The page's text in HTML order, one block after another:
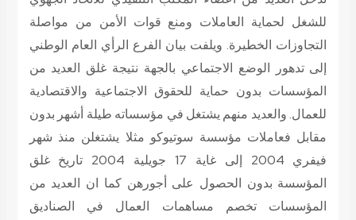
للشغل لحماية العاملات ومنع قوات الأمن من مواصلة
التجاوزات الخطيرة. ويلفت بيان الفرع الرأي العام الوطني
إلى تدهور الوضع الاجتماعي بالجهة نتيجة غلق العديد من
المؤسسات بدون حماية للحقوق الاجتماعية والاقتصادية
للعمال. والعديد منهم يشتغل في مؤسساته طيلة أشهر بدون
مقابل فعاملات مؤسسة سوتيوكو مثلا يشتغلن منذ شهر
فيفري 2004 إلى غاية 17 جويلية 2004 تاريخ غلق
المؤسسة بدون الحصول على أجورهن كما ان العديد من
المؤسسات تخصم مساهمات العمال في الصناديق